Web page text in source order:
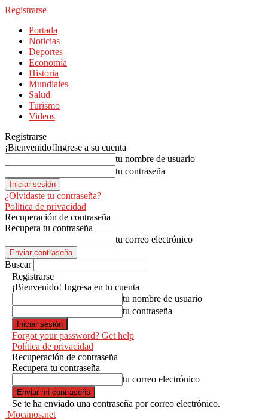
Registrarse
Portada
Noticias
Deportes
Economía
Historia
Mundiales
Salud
Turismo
Videos
Registrarse
¡Bienvenido!Ingrese a su cuenta
tu nombre de usuario
tu contraseña
¿Olvidaste tu contraseña?
Política de privacidad
Recuperación de contraseña
Recupera tu contraseña
tu correo electrónico
Buscar
Registrarse
¡Bienvenido! Ingresa en tu cuenta
tu nombre de usuario
tu contraseña
Forgot your password? Get help
Política de privacidad
Recuperación de contraseña
Recupera tu contraseña
tu correo electrónico
Se te ha enviado una contraseña por correo electrónico.
Mocanos.net